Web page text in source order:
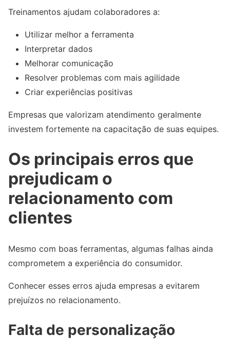
Treinamentos ajudam colaboradores a:
Utilizar melhor a ferramenta
Interpretar dados
Melhorar comunicação
Resolver problemas com mais agilidade
Criar experiências positivas
Empresas que valorizam atendimento geralmente
investem fortemente na capacitação de suas equipes.
Os principais erros que
prejudicam o
relacionamento com
clientes
Mesmo com boas ferramentas, algumas falhas ainda
comprometem a experiência do consumidor.
Conhecer esses erros ajuda empresas a evitarem
prejuízos no relacionamento.
Falta de personalização